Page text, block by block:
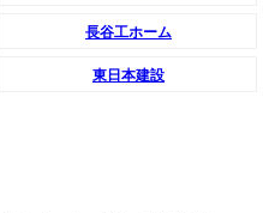
長谷工ホーム
東日本建設